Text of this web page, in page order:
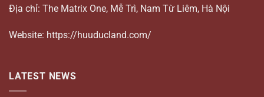
Địa chỉ: The Matrix One, Mễ Trì, Nam Từ Liêm, Hà Nội
Website: https://huuducland.com/
LATEST NEWS